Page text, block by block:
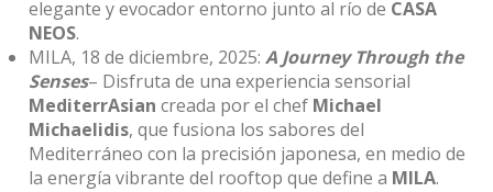
elegante y evocador entorno junto al río de CASA
NEOS.
MILA, 18 de diciembre, 2025: A Journey Through the
Senses– Disfruta de una experiencia sensorial
MediterrAsian creada por el chef Michael
Michaelidis, que fusiona los sabores del
Mediterráneo con la precisión japonesa, en medio de
la energía vibrante del rooftop que define a MILA.